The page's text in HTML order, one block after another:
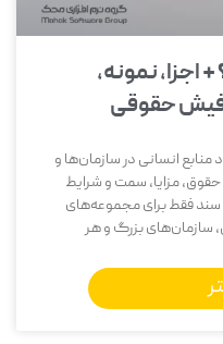
نمونه،
فیش حقوقی
انسانی در سازمان‌ها و
مزایا، سمت و شرایط
فقط برای مجموعه‌های
بزرگ و هر